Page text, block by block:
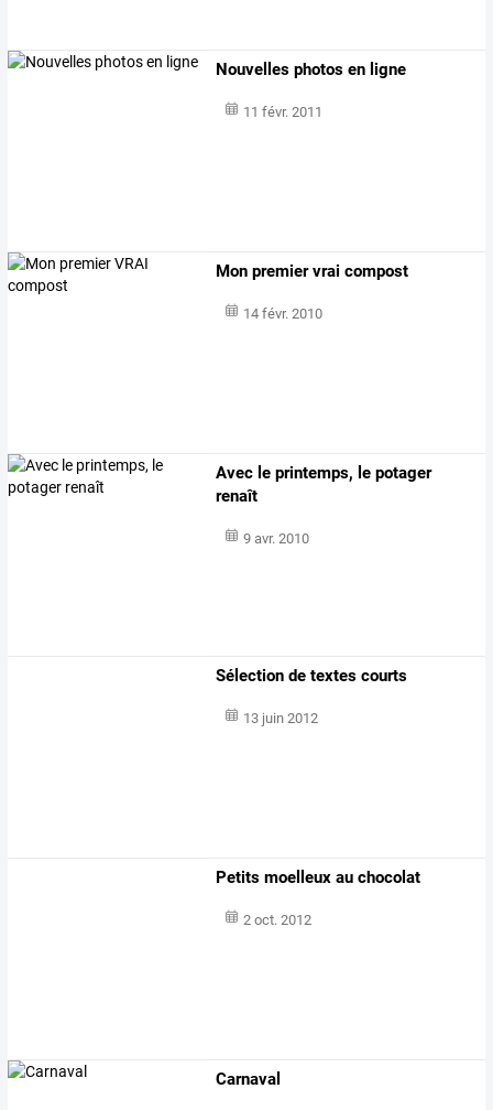
Nouvelles photos en ligne
11 févr. 2011
Mon premier vrai compost
14 févr. 2010
Avec le printemps, le potager
renaît
9 avr. 2010
Sélection de textes courts
13 juin 2012
Petits moelleux au chocolat
2 oct. 2012
Carnaval